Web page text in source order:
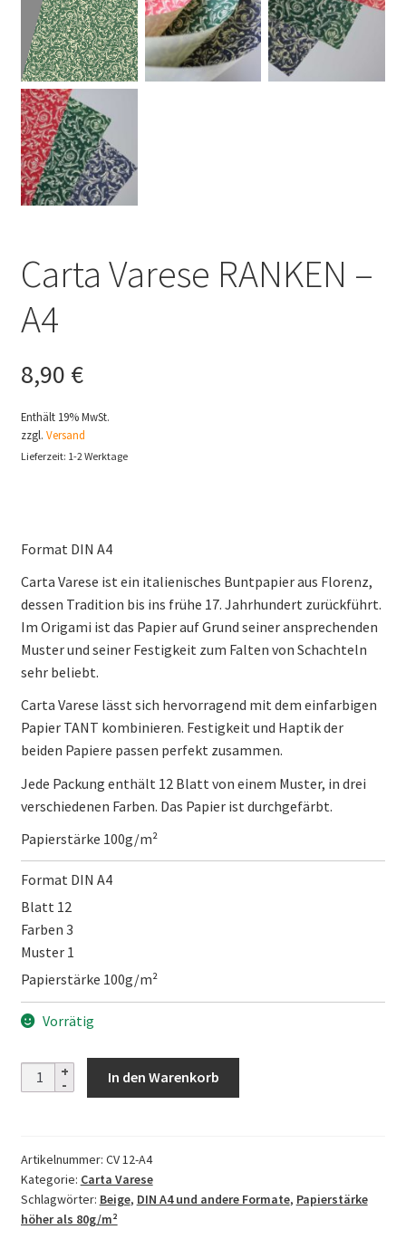
Carta Varese RANKEN –
A4
8,90 €
Enthält 19% MwSt.
zzgl. Versand
Lieferzeit: 1-2 Werktage
Format DIN A4
Carta Varese ist ein italienisches Buntpapier aus Florenz,
dessen Tradition bis ins frühe 17. Jahrhundert zurückführt.
Im Origami ist das Papier auf Grund seiner ansprechenden
Muster und seiner Festigkeit zum Falten von Schachteln
sehr beliebt.
Carta Varese lässt sich hervorragend mit dem einfarbigen
Papier TANT kombinieren. Festigkeit und Haptik der
beiden Papiere passen perfekt zusammen.
Jede Packung enthält 12 Blatt von einem Muster, in drei
verschiedenen Farben. Das Papier ist durchgefärbt.
Papierstärke 100g/m²
Format DIN A4
Blatt 12
Farben 3
Muster 1
Papierstärke 100g/m²
Vorrätig
Carta
Varese
A4
Menge
In den Warenkorb
Artikelnummer: CV 12-A4
Kategorie: Carta Varese
Schlagwörter: Beige, DIN A4 und andere Formate, Papierstärke
höher als 80g/m²